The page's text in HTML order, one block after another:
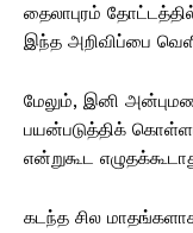
தைலாபுரம்
இந்த அறிவிப்பை
மேலும், இனி
பயன்படுத்திக்
என்றுகூட
கடந்த சில